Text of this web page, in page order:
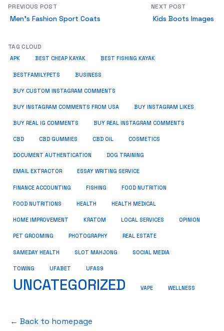
PREVIOUS POST
Men’s Fashion Sport Coats
NEXT POST
Kids Boots Images
TAG CLOUD
APK BEST CHEAP KAYAK BEST FISHING KAYAK
BESTFAMILYPETS BUSINESS
BUY CUSTOM INSTAGRAM COMMENTS
BUY INSTAGRAM COMMENTS FROM USA BUY INSTAGRAM LIKES
BUY REAL IG COMMENTS BUY REAL INSTAGRAM COMMENTS
CBD CBD GUMMIES CBD OIL COSMETICS
DOCUMENT AUTHENTICATION DOG TRAINING
EMAIL EXTRACTOR ESSAY WRITING SERVICE
FINANCE ACCOUNTING FISHING FOOD NUTRITION
FOOD NUTRITIONS HEALTH HEALTH MEDICAL
HOME IMPROVEMENT KRATOM LOCAL SERVICES OPINION
PET GROOMING PHOTOGRAPHY REAL ESTATE
SAMEDAY HEALTH SLOT MAHJONG SOCIAL MEDIA
TOWING UFABET UFAS9
UNCATEGORIZED VAPE WELLNESS
← Back to homepage